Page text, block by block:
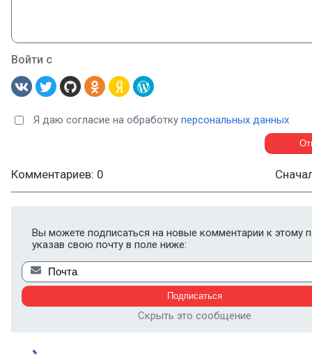
Войти с
Я даю согласие на обработку персональных данных
Комментариев: 0
Вы можете подписаться на новые комментарии к этому
указав свою почту в поле ниже:
Скрыть это сообщение